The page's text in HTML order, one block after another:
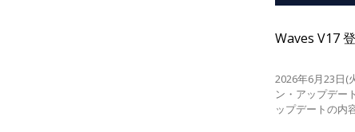
Waves V17
2026年6月23日(
ン・アップデー
ップデートの内